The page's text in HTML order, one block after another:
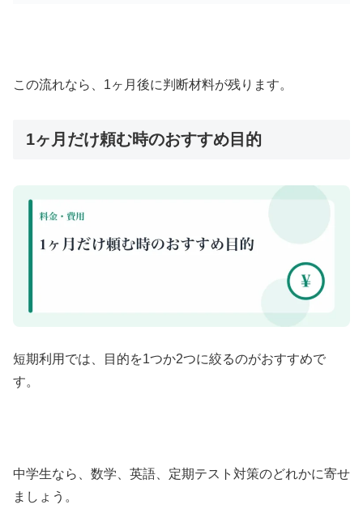
この流れなら、1ヶ月後に判断材料が残ります。
1ヶ月だけ頼む時のおすすめ目的
短期利用では、目的を1つか2つに絞るのがおすすめで
す。
中学生なら、数学、英語、定期テスト対策のどれかに寄せ
ましょう。